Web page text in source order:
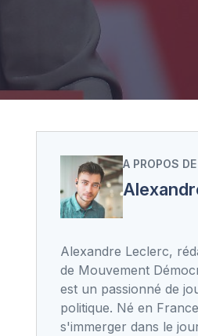
A PROPOS
Alexandre Leclerc,
de Mouvement
est un passionné de
politique. Né en
s'immerger dans le